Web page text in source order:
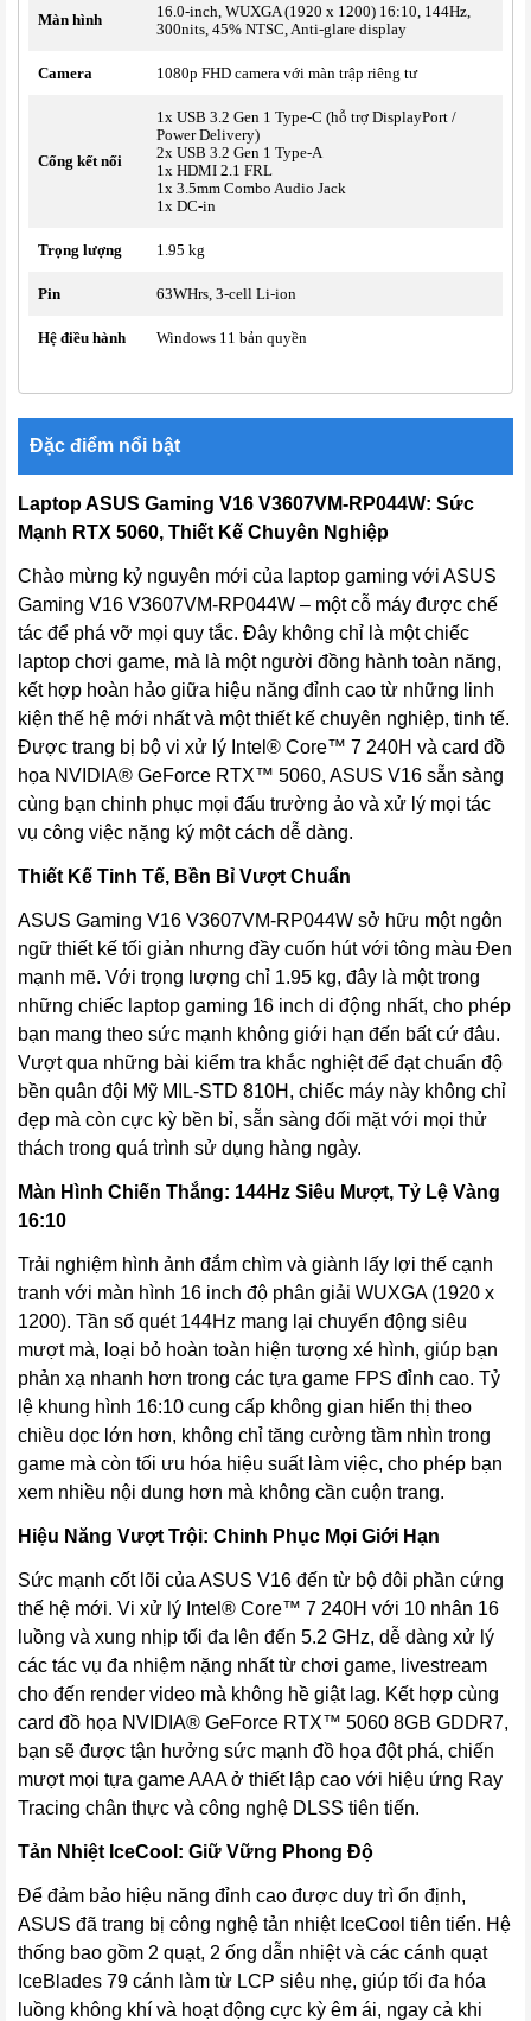
Màn hình
16.0-inch, WUXGA (1920 x 1200) 16:10, 144Hz,
300nits, 45% NTSC, Anti-glare display
Camera 1080p FHD camera với màn trập riêng tư
Cổng kết nối
1x USB 3.2 Gen 1 Type-C (hỗ trợ DisplayPort /
Power Delivery)
2x USB 3.2 Gen 1 Type-A
1x HDMI 2.1 FRL
1x 3.5mm Combo Audio Jack
1x DC-in
Trọng lượng 1.95 kg
Pin 63WHrs, 3-cell Li-ion
Hệ điều hành Windows 11 bản quyền
Đặc điểm nổi bật
Laptop ASUS Gaming V16 V3607VM-RP044W: Sức
Mạnh RTX 5060, Thiết Kế Chuyên Nghiệp
Chào mừng kỷ nguyên mới của laptop gaming với ASUS
Gaming V16 V3607VM-RP044W – một cỗ máy được chế
tác để phá vỡ mọi quy tắc. Đây không chỉ là một chiếc
laptop chơi game, mà là một người đồng hành toàn năng,
kết hợp hoàn hảo giữa hiệu năng đỉnh cao từ những linh
kiện thế hệ mới nhất và một thiết kế chuyên nghiệp, tinh tế.
Được trang bị bộ vi xử lý Intel® Core™ 7 240H và card đồ
họa NVIDIA® GeForce RTX™ 5060, ASUS V16 sẵn sàng
cùng bạn chinh phục mọi đấu trường ảo và xử lý mọi tác
vụ công việc nặng ký một cách dễ dàng.
Thiết Kế Tinh Tế, Bền Bỉ Vượt Chuẩn
ASUS Gaming V16 V3607VM-RP044W sở hữu một ngôn
ngữ thiết kế tối giản nhưng đầy cuốn hút với tông màu Đen
mạnh mẽ. Với trọng lượng chỉ 1.95 kg, đây là một trong
những chiếc laptop gaming 16 inch di động nhất, cho phép
bạn mang theo sức mạnh không giới hạn đến bất cứ đâu.
Vượt qua những bài kiểm tra khắc nghiệt để đạt chuẩn độ
bền quân đội Mỹ MIL-STD 810H, chiếc máy này không chỉ
đẹp mà còn cực kỳ bền bỉ, sẵn sàng đối mặt với mọi thử
thách trong quá trình sử dụng hàng ngày.
Màn Hình Chiến Thắng: 144Hz Siêu Mượt, Tỷ Lệ Vàng
16:10
Trải nghiệm hình ảnh đắm chìm và giành lấy lợi thế cạnh
tranh với màn hình 16 inch độ phân giải WUXGA (1920 x
1200). Tần số quét 144Hz mang lại chuyển động siêu
mượt mà, loại bỏ hoàn toàn hiện tượng xé hình, giúp bạn
phản xạ nhanh hơn trong các tựa game FPS đỉnh cao. Tỷ
lệ khung hình 16:10 cung cấp không gian hiển thị theo
chiều dọc lớn hơn, không chỉ tăng cường tầm nhìn trong
game mà còn tối ưu hóa hiệu suất làm việc, cho phép bạn
xem nhiều nội dung hơn mà không cần cuộn trang.
Hiệu Năng Vượt Trội: Chinh Phục Mọi Giới Hạn
Sức mạnh cốt lõi của ASUS V16 đến từ bộ đôi phần cứng
thế hệ mới. Vi xử lý Intel® Core™ 7 240H với 10 nhân 16
luồng và xung nhịp tối đa lên đến 5.2 GHz, dễ dàng xử lý
các tác vụ đa nhiệm nặng nhất từ chơi game, livestream
cho đến render video mà không hề giật lag. Kết hợp cùng
card đồ họa NVIDIA® GeForce RTX™ 5060 8GB GDDR7,
bạn sẽ được tận hưởng sức mạnh đồ họa đột phá, chiến
mượt mọi tựa game AAA ở thiết lập cao với hiệu ứng Ray
Tracing chân thực và công nghệ DLSS tiên tiến.
Tản Nhiệt IceCool: Giữ Vững Phong Độ
Để đảm bảo hiệu năng đỉnh cao được duy trì ổn định,
ASUS đã trang bị công nghệ tản nhiệt IceCool tiên tiến. Hệ
thống bao gồm 2 quạt, 2 ống dẫn nhiệt và các cánh quạt
IceBlades 79 cánh làm từ LCP siêu nhẹ, giúp tối đa hóa
luồng không khí và hoạt động cực kỳ êm ái, ngay cả khi